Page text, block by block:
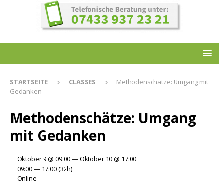
STARTSEITE CLASSES
Methodenschätze: Umgang mit
Gedanken
Methodenschätze: Umgang
mit Gedanken
Oktober 9 @ 09:00 — Oktober 10 @ 17:00
09:00 — 17:00(32h)
Online